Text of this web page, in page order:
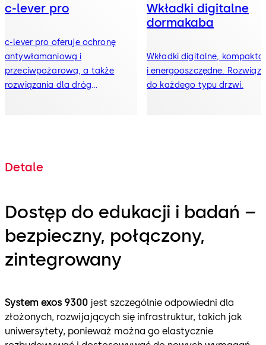
c-lever pro
c-lever pro oferuje ochronę
antywłamaniową i
przeciwpożarową, a także
rozwiązania dla dróg
Wkładki digitalne
dormakaba
Wkładki digitalne,
i energooszczędne.
do każdego typu drzwi.
Detale
Dostęp do edukacji i badań –
bezpieczny, połączony,
zintegrowany
System exos 9300 jest szczególnie odpowiedni dla
złożonych, rozwijających się infrastruktur, takich jak
uniwersytety, ponieważ można go elastycznie